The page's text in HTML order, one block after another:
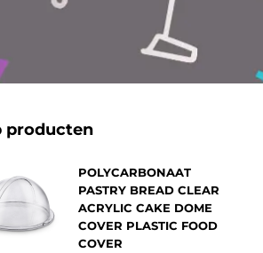
producten
POLYCARBONAAT
PASTRY BREAD CLEAR
ACRYLIC CAKE DOME
COVER PLASTIC FOOD
COVER